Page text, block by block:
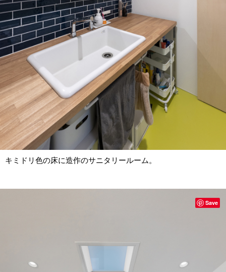
キミドリ色の床に造作のサニタリールーム。
Save